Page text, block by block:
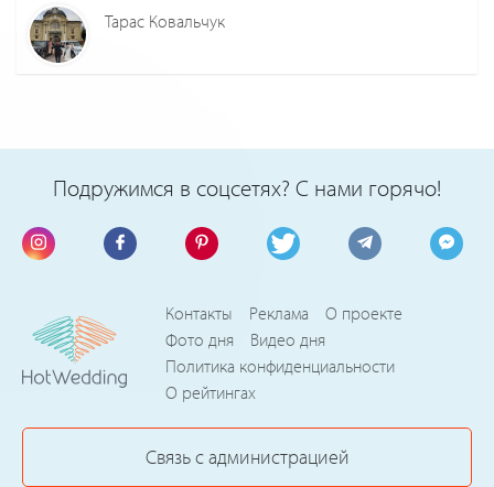
Тарас Ковальчук
Подружимся в соцсетях? С нами горячо!
Контакты Реклама
О проекте
Фото дня
Видео дня
Политика конфиденциальности
О рейтингах
Связь с администрацией